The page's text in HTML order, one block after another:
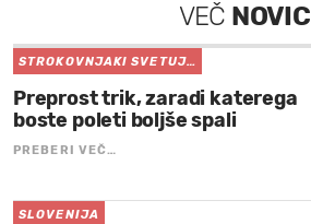
VEČ NOVIC
STROKOVNJAKI SVETUJ…
Preprost trik, zaradi katerega
boste poleti boljše spali
PREBERI VEČ…
SLOVENIJA